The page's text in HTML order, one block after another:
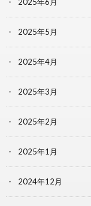
2025年5月
2025年4月
2025年3月
2025年2月
2025年1月
2024年12月